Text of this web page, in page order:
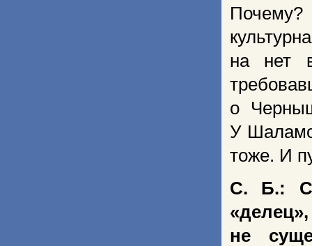
Почему?
на нет
о
У
тоже. И
С. Б.: С
не